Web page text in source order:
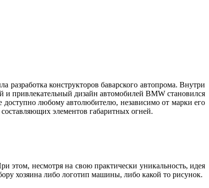
разработка конструкторов баварского автопрома. Внутри
и привлекательный дизайн автомобилей BMW становился
доступно любому автолюбителю, независимо от марки его
составляющих элементов габаритных огней.
этом, несмотря на свою практически уникальность, идея
хозяина либо логотип машины, либо какой то рисунок.